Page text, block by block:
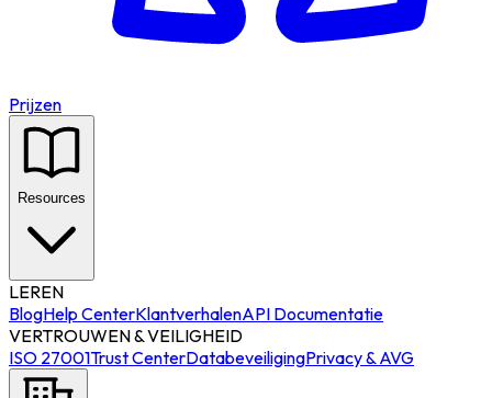
Prijzen
Resources
LEREN
BlogHelp CenterKlantverhalenAPI Documentatie
VERTROUWEN & VEILIGHEID
ISO 27001Trust CenterDatabeveiligingPrivacy & AVG